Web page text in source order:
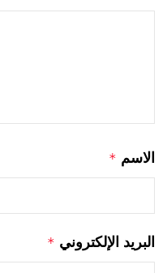
الاسم *
البريد الإلكتروني *